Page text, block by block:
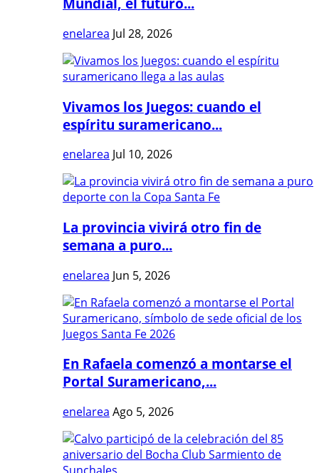
enelarea Jul 28, 2026
Vivamos los Juegos: cuando el
espíritu suramericano...
enelarea Jul 10, 2026
La provincia vivirá otro fin de
semana a puro...
enelarea Jun 5, 2026
En Rafaela comenzó a montarse el
Portal Suramericano,...
enelarea Ago 5, 2026